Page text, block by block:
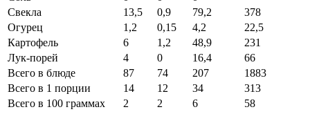
Свекла
13,5 0,9 79,2
378
Огурец
1,2 0,15 4,2
22,5
Картофель
6 1,2 48,9
231
Лук-порей
4 0 16,4
66
Всего в блюде
87 74 207
1883
Всего в 1 порции
14 12 34
313
Всего в 100 граммах
2 2 6 58